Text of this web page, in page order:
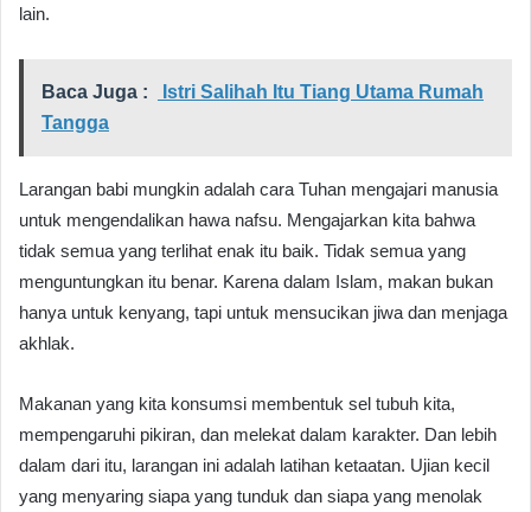
lain.
Baca Juga :
​ Istri Salihah Itu Tiang Utama Rumah
Tangga
Larangan babi mungkin adalah cara Tuhan mengajari manusia
untuk mengendalikan hawa nafsu. Mengajarkan kita bahwa
tidak semua yang terlihat enak itu baik. Tidak semua yang
menguntungkan itu benar. Karena dalam Islam, makan bukan
hanya untuk kenyang, tapi untuk mensucikan jiwa dan menjaga
akhlak.
Makanan yang kita konsumsi membentuk sel tubuh kita,
mempengaruhi pikiran, dan melekat dalam karakter. Dan lebih
dalam dari itu, larangan ini adalah latihan ketaatan. Ujian kecil
yang menyaring siapa yang tunduk dan siapa yang menolak